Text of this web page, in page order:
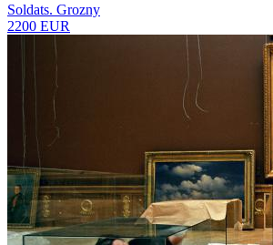
Soldats. Grozny
2200 EUR